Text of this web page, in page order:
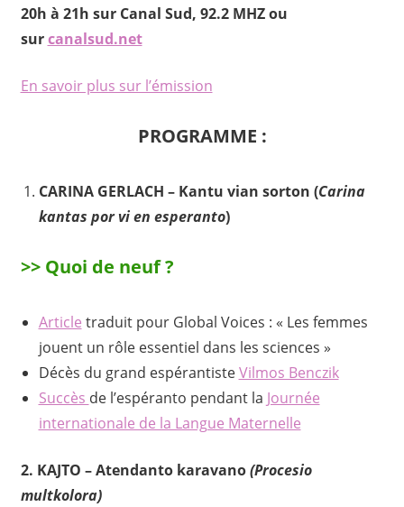
20h à 21h sur Canal Sud, 92.2 MHZ ou
surcanalsud.net
En savoir plus sur l’émission
PROGRAMME :
CARINA GERLACH – Kantu vian sorton (Carina
kantas por vi en esperanto)
>> Quoi de neuf ?
Article traduit pour Global Voices : « Les femmes
jouent un rôle essentiel dans les sciences »
Décès du grand espérantisteVilmos Benczik
Succès de l’espéranto pendant la Journée
internationale de la Langue Maternelle
2. KAJTO – Atendanto karavano(Procesio
multkolora)